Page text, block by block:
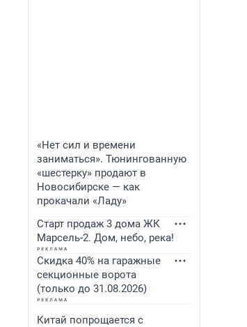
«Нет сил и времени
заниматься». Тюнингованную
«шестерку» продают в
Новосибирске — как
прокачали «Ладу»
Старт продаж 3 дома ЖК
Марсель-2. Дом, небо, река!
Скидка 40% на гаражные
секционные ворота
(только до 31.08.2026)
Китай попрощается с